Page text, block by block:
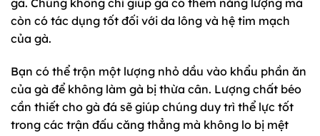
gà. Chúng không chỉ giúp gà có thêm năng lượng mà
còn có tác dụng tốt đối với da lông và hệ tim mạch
của gà.
Bạn có thể trộn một lượng nhỏ dầu vào khẩu phần ăn
của gà để không làm gà bị thừa cân. Lượng chất béo
cần thiết cho gà đá sẽ giúp chúng duy trì thể lực tốt
trong các trận đấu căng thẳng mà không lo bị mệt